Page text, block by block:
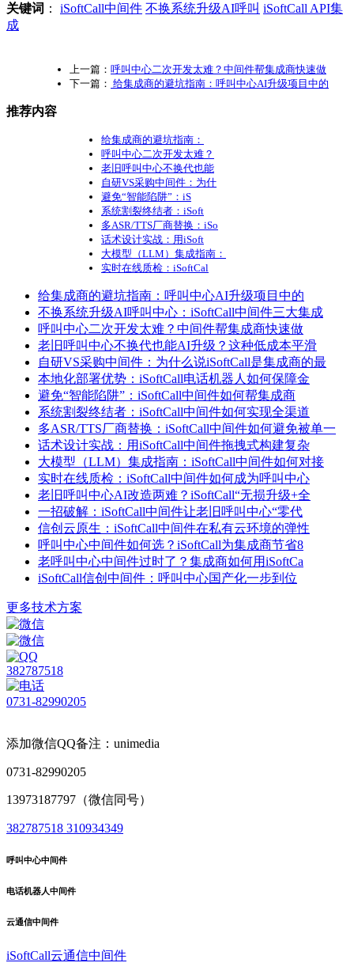
关键词 ： iSoftCall中间件 不换系统升级AI呼叫 iSoftCall API集
成
上一篇： 呼叫中心二次开发太难？中间件帮集成商快速做
下一篇： 给集成商的避坑指南：呼叫中心AI升级项目中的
推荐内容
给集成商的避坑指南：
呼叫中心二次开发太难？
老旧呼叫中心不换代也能
自研VS采购中间件：为什
避免“智能陷阱”：iS
系统割裂终结者：iSoft
多ASR/TTS厂商替换：iSo
话术设计实战：用iSoft
大模型（LLM）集成指南：
实时在线质检：iSoftCal
给集成商的避坑指南：呼叫中心AI升级项目中的
不换系统升级AI呼叫中心：iSoftCall中间件三大集成
呼叫中心二次开发太难？中间件帮集成商快速做
老旧呼叫中心不换代也能AI升级？这种低成本平滑
自研VS采购中间件：为什么说iSoftCall是集成商的最
本地化部署优势：iSoftCall电话机器人如何保障金
避免“智能陷阱”：iSoftCall中间件如何帮集成商
系统割裂终结者：iSoftCall中间件如何实现全渠道
多ASR/TTS厂商替换：iSoftCall中间件如何避免被单一
话术设计实战：用iSoftCall中间件拖拽式构建复杂
大模型（LLM）集成指南：iSoftCall中间件如何对接
实时在线质检：iSoftCall中间件如何成为呼叫中心
老旧呼叫中心AI改造两难？iSoftCall“无损升级+全
一招破解：iSoftCall中间件让老旧呼叫中心“零代
信创云原生：iSoftCall中间件在私有云环境的弹性
呼叫中心中间件如何选？iSoftCall为集成商节省8
老呼叫中心中间件过时了？集成商如何用iSoftCa
iSoftCall信创中间件：呼叫中心国产化一步到位
更多技术方案
382787518
0731-82990205
添加微信QQ备注：unimedia
0731-82990205
13973187797（微信同号）
382787518 310934349
呼叫中心中间件
电话机器人中间件
云通信中间件
iSoftCall云通信中间件